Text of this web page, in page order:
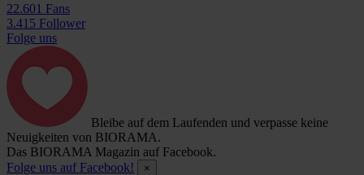
22.601 Fans
3.415 Follower
Folge uns
Bleibe auf dem Laufenden und verpasse keine
Neuigkeiten von BIORAMA.
Das BIORAMA Magazin auf Facebook.
Folge uns auf Facebook!
×